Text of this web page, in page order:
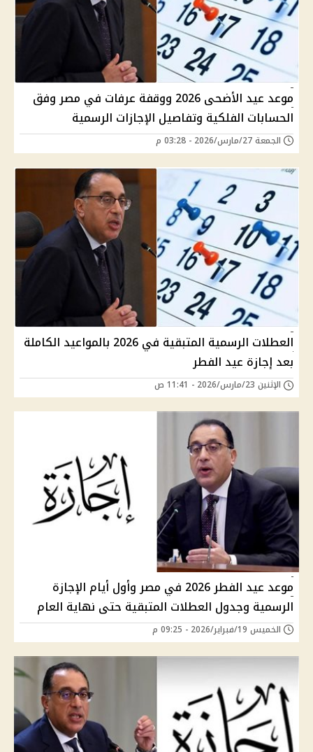
موعد عيد الأضحى 2026 ووقفة عرفات في مصر وفق
الحسابات الفلكية وتفاصيل الإجازات الرسمية
الجمعة 27/مارس/2026 - 03:28 م
العطلات الرسمية المتبقية في 2026 بالمواعيد الكاملة
بعد إجازة عيد الفطر
الإثنين 23/مارس/2026 - 11:41 ص
موعد عيد الفطر 2026 في مصر وأول أيام الإجازة
الرسمية وجدول العطلات المتبقية حتى نهاية العام
الخميس 19/فبراير/2026 - 09:25 م